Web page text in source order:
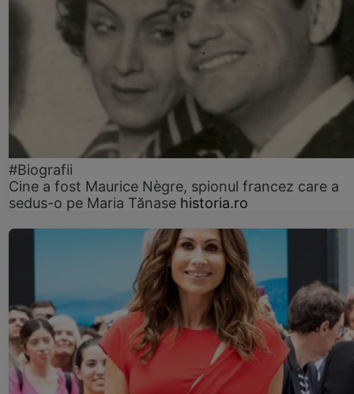
#Biografii
Cine a fost Maurice Nègre, spionul francez care a
sedus-o pe Maria Tănase historia.ro